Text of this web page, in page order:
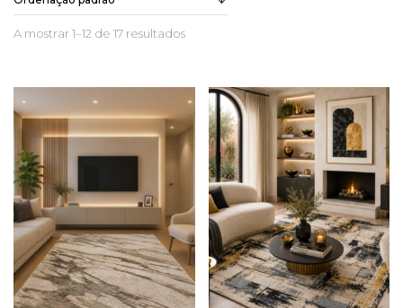
Pagamentos e Envios
Trocas e Devoluções
Termos e condições
Política de Privacidade
A mostrar 1–12 de 17 resultados